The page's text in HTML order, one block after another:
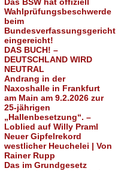
Das BSW hat offiziell
Wahlprüfungsbeschwerde
beim
Bundesverfassungsgericht
eingereicht!
DAS BUCH! –
DEUTSCHLAND WIRD
NEUTRAL
Andrang in der
Naxoshalle in Frankfurt
am Main am 9.2.2026 zur
25-jährigen
„Hallenbesetzung“. –
Loblied auf Willy Praml
Neuer Gipfelrekord
westlicher Heuchelei | Von
Rainer Rupp
Das im Grundgesetz